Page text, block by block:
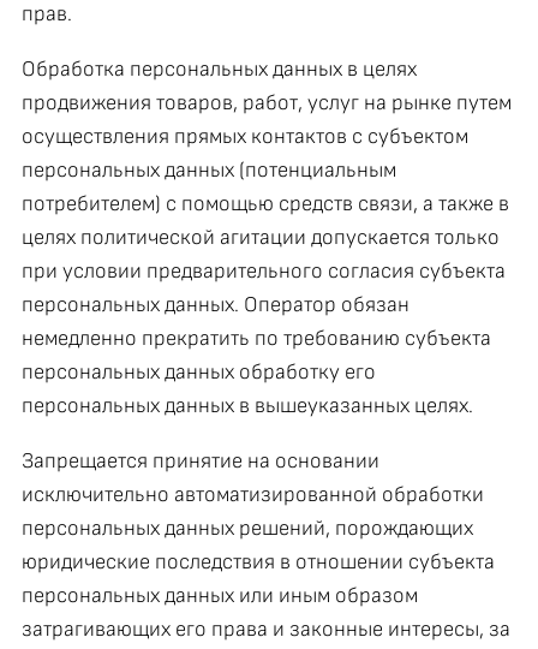
прав.
Обработка персональных данных в целях
продвижения товаров, работ, услуг на рынке путем
осуществления прямых контактов с субъектом
персональных данных (потенциальным
потребителем) с помощью средств связи, а также в
целях политической агитации допускается только
при условии предварительного согласия субъекта
персональных данных. Оператор обязан
немедленно прекратить по требованию субъекта
персональных данных обработку его
персональных данных в вышеуказанных целях.
Запрещается принятие на основании
исключительно автоматизированной обработки
персональных данных решений, порождающих
юридические последствия в отношении субъекта
персональных данных или иным образом
затрагивающих его права и законные интересы, за